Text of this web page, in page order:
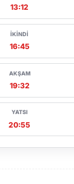
13:12
İKINDI
16:45
AKŞAM
19:32
YATSI
20:55